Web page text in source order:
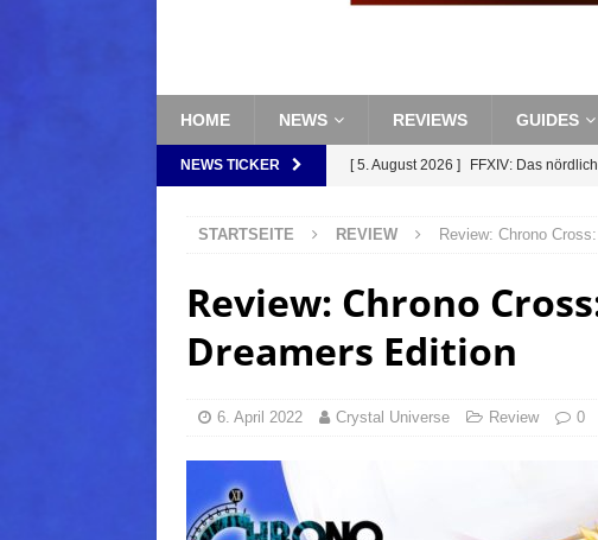
HOME NEWS REVIEWS GUIDES
NEWS TICKER [ 5. August 2026 ] FFXIV: Das
(Normal) FINAL FANTASY
FANTASY
[ 5. August 2026 ] FFXIV: Das
FFXIV: Das
FINAL FANTASY
STARTSEITE REVIEW Review: Chrono
Review: Chrono
Dreamers Edition
6. April 2022 Crystal Universe Review 0